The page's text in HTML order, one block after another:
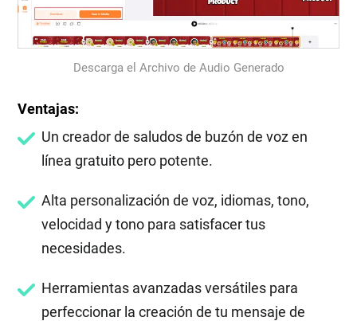
Descarga el Archivo de Audio Generado
Ventajas:
Un creador de saludos de buzón de voz en
línea gratuito pero potente.
Alta personalización de voz, idiomas, tono,
velocidad y tono para satisfacer tus
necesidades.
Herramientas avanzadas versátiles para
perfeccionar la creación de tu mensaje de